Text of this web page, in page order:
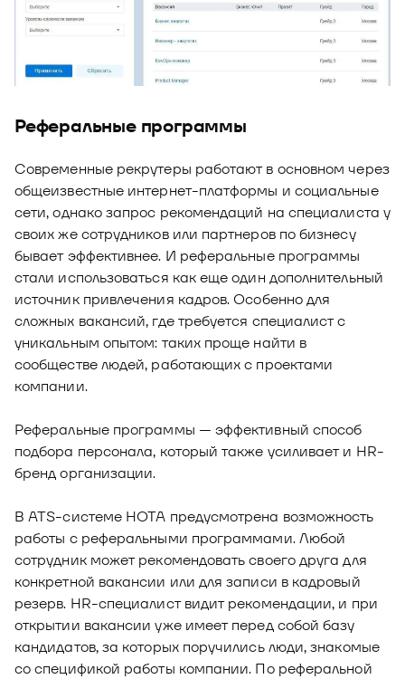
Реферальные программы
Современные рекрутеры работают в основном через
общеизвестные интернет-платформы и социальные
сети, однако запрос рекомендаций на специалиста у
своих же сотрудников или партнеров по бизнесу
бывает эффективнее. И реферальные программы
стали использоваться как еще один дополнительный
источник привлечения кадров. Особенно для
сложных вакансий, где требуется специалист с
уникальным опытом: таких проще найти в
сообществе людей, работающих с проектами
компании.
Реферальные программы — эффективный способ
подбора персонала, который также усиливает и HR-
бренд организации.
В ATS-системе НОТА предусмотрена возможность
работы с реферальными программами. Любой
сотрудник может рекомендовать своего друга для
конкретной вакансии или для записи в кадровый
резерв. HR-специалист видит рекомендации, и при
открытии вакансии уже имеет перед собой базу
кандидатов, за которых поручились люди, знакомые
со спецификой работы компании. По реферальной